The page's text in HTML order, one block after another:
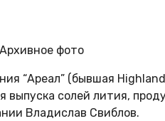
фото
“Ареал” (бывшая
солей лития,
Владислав Свиблов.